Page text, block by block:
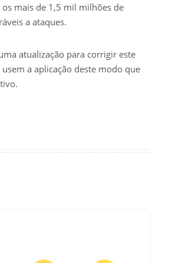
mais de 1,5 mil milhões de
a ataques.
atualização para corrigir este
a aplicação deste modo que